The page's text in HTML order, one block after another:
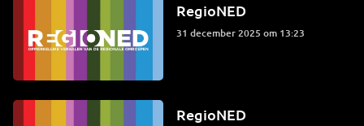
RegioNED
31 december 2025 om 13:23
RegioNED